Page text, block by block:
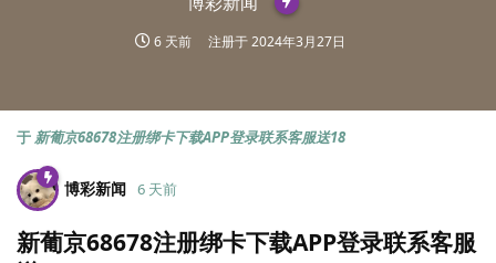
6 天前 注册于2024年3月27日
于新葡京68678注册绑卡下载APP登录联系客服送18
博彩新闻 6 天前
新葡京68678注册绑卡下载APP登录联系客服